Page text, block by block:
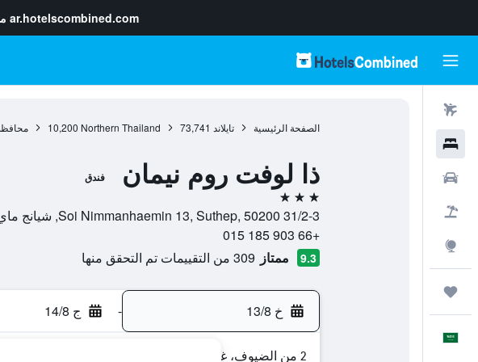
ar.hotelscombined.com
الصفحة الرئيسية تايلاند 73,741
Northern Thailand
10,200
ذا لوفت روم نيمان فندق
3 نجوم
31/2-3 Soi Nimmanhaemin 13, Suthep, 50200, شيانج ماي, محافظة شيانغ ماي, تايلاند
+66 903 185 015
9.3 ممتاز 309 من التقييمات تم التحقق منها
خ 13/8 - ج 14/8
2 من الضيوف، غرفة واحدة